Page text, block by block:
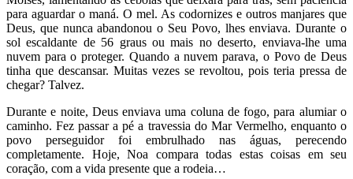
para aguardar o maná. O mel. As codornizes e outros manjares que
Deus, que nunca abandonou o Seu Povo, lhes enviava. Durante o
sol escaldante de 56 graus ou mais no deserto, enviava-lhe uma
nuvem para o proteger. Quando a nuvem parava, o Povo de Deus
tinha que descansar. Muitas vezes se revoltou, pois teria pressa de
chegar? Talvez.
Durante e noite, Deus enviava uma coluna de fogo, para alumiar o
caminho. Fez passar a pé a travessia do Mar Vermelho, enquanto o
povo perseguidor foi embrulhado nas águas, perecendo
completamente. Hoje, Noa compara todas estas coisas em seu
coração, com a vida presente que a rodeia…